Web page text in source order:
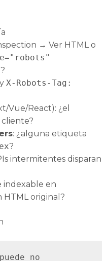
→ Ver HTML o
?
X‑Robots‑Tag:
Vue/React): ¿el
: ¿alguna etiqueta
?
intermitentes disparan
indexable en
HTML original?
no